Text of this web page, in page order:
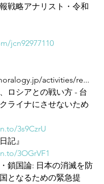
戦略アナリスト・令和
jcn92977110
activities/re...
ロシアとの戦い方 - 台
ライナにさせないため
3s9CzrU
記』
3OGrVF1
鎖国論: 日本の消滅を防
となるための緊急提